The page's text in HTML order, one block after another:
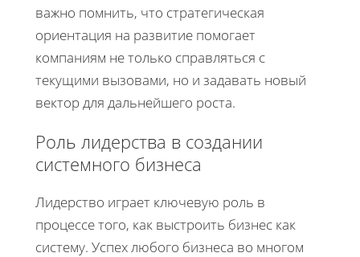
важно помнить, что стратегическая
ориентация на развитие помогает
компаниям не только справляться с
текущими вызовами, но и задавать новый
вектор для дальнейшего роста.
Роль лидерства в создании
системного бизнеса
Лидерство играет ключевую роль в
процессе того, как выстроить бизнес как
систему. Успех любого бизнеса во многом